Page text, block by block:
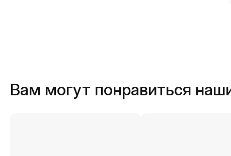
Вам могут понравиться